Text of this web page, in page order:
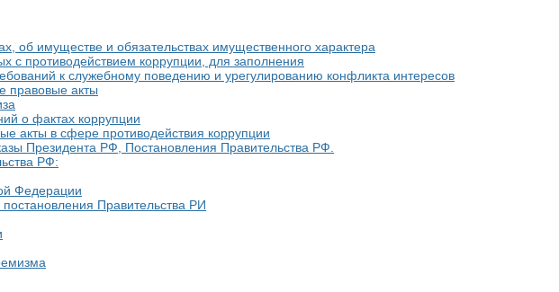
об имуществе и обязательствах имущественного характера
с противодействием коррупции, для заполнения
к служебному поведению и урегулированию конфликта интересов
правовые акты
о фактах коррупции
акты в сфере противодействия коррупции
Президента РФ, Постановления Правительства РФ.
РФ:
Федерации
Правительства РИ